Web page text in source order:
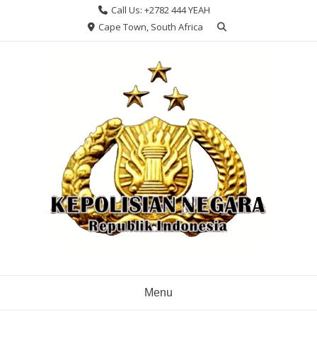
Call Us: +2782 444 YEAH
Cape Town, South Africa
Menu